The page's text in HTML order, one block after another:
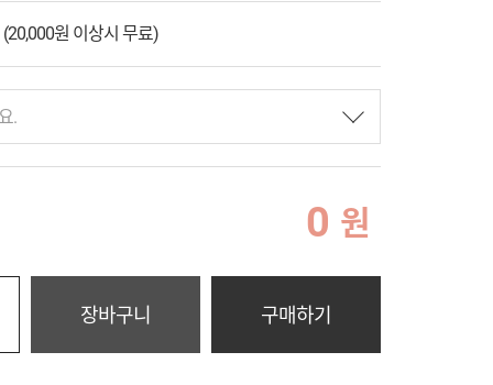
원 이상시 무료)
.
0 원
장바구니 구매하기